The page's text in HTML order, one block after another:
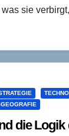
was sie
die